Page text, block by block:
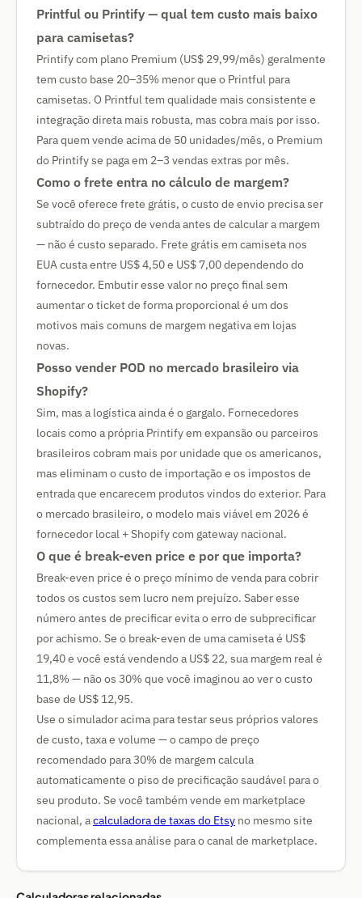
Printful ou Printify — qual tem custo mais baixo
para camisetas?
Printify com plano Premium (US$ 29,99/mês) geralmente
tem custo base 20–35% menor que o Printful para
camisetas. O Printful tem qualidade mais consistente e
integração direta mais robusta, mas cobra mais por isso.
Para quem vende acima de 50 unidades/mês, o Premium
do Printify se paga em 2–3 vendas extras por mês.
Como o frete entra no cálculo de margem?
Se você oferece frete grátis, o custo de envio precisa ser
subtraído do preço de venda antes de calcular a margem
— não é custo separado. Frete grátis em camiseta nos
EUA custa entre US$ 4,50 e US$ 7,00 dependendo do
fornecedor. Embutir esse valor no preço final sem
aumentar o ticket de forma proporcional é um dos
motivos mais comuns de margem negativa em lojas
novas.
Posso vender POD no mercado brasileiro via
Shopify?
Sim, mas a logística ainda é o gargalo. Fornecedores
locais como a própria Printify em expansão ou parceiros
brasileiros cobram mais por unidade que os americanos,
mas eliminam o custo de importação e os impostos de
entrada que encarecem produtos vindos do exterior. Para
o mercado brasileiro, o modelo mais viável em 2026 é
fornecedor local + Shopify com gateway nacional.
O que é break-even price e por que importa?
Break-even price é o preço mínimo de venda para cobrir
todos os custos sem lucro nem prejuízo. Saber esse
número antes de precificar evita o erro de subprecificar
por achismo. Se o break-even de uma camiseta é US$
19,40 e você está vendendo a US$ 22, sua margem real é
11,8% — não os 30% que você imaginou ao ver o custo
base de US$ 12,95.
Use o simulador acima para testar seus próprios valores
de custo, taxa e volume — o campo de preço
recomendado para 30% de margem calcula
automaticamente o piso de precificação saudável para o
seu produto. Se você também vende em marketplace
nacional, acalculadora de taxas do Etsy no mesmo site
complementa essa análise para o canal de marketplace.